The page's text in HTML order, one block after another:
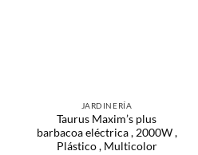
JARDINERÍA
Taurus Maxim’s plus
barbacoa eléctrica , 2000W ,
Plástico , Multicolor